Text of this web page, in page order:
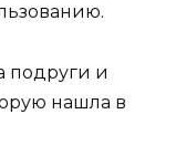
подруги и
нашла в